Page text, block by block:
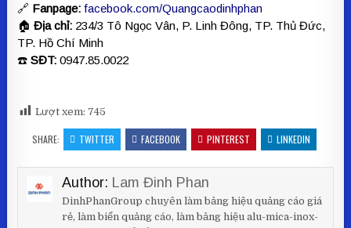
🔗 Fanpage: facebook.com/Quangcaodinhphan
🏠Địa chỉ: 234/3 Tô Ngọc Vân, P. Linh Đông, TP. Thủ Đức,
TP. Hồ Chí Minh
☎️SĐT: 0947.85.0022
Lượt xem: 745
SHARE: TWITTER FACEBOOK PINTEREST LINKEDIN
Author: Lam Đinh Phan
DinhPhanGroup chuyên làm bảng hiệu quảng cáo giá
rẻ, làm biển quảng cáo, làm bảng hiệu alu-mica-inox-